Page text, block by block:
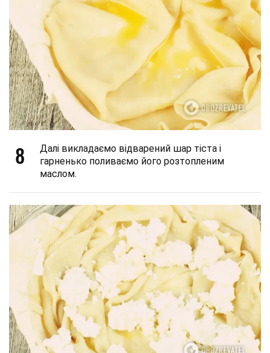
8
Далі викладаємо відварений шар тіста і
гарненько поливаємо його розтопленим
маслом.